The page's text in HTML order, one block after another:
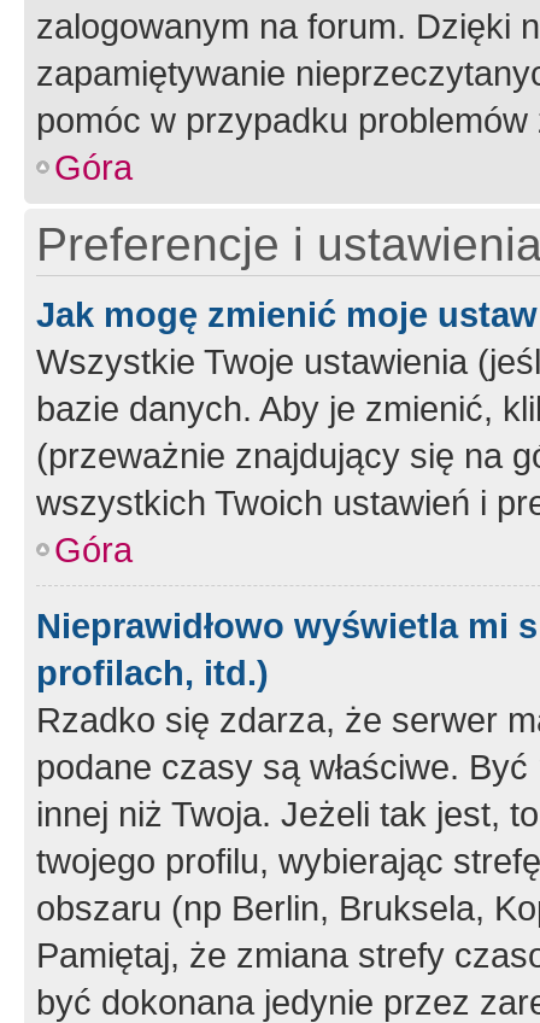
zalogowanym na forum. Dzięki
zapamiętywanie
pomóc w przypadku
Góra
Preferencje i
Jak mogę zmienić moje
Wszystkie Twoje ustawienia
bazie danych. Aby je zmienić,
(przeważnie znajdujący się na
wszystkich Twoich ustawień i
Góra
Nieprawidłowo wyświetla mi
profilach, itd.)
Rzadko się zdarza, że serwer
podane czasy są właściwe.
innej niż Twoja. Jeżeli tak jest,
twojego profilu, wybierając
obszaru (np Berlin, Bruksela,
Pamiętaj, że zmiana strefy
być dokonana jedynie przez